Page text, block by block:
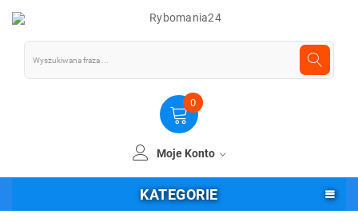
0
Moje Konto
KATEGORIE